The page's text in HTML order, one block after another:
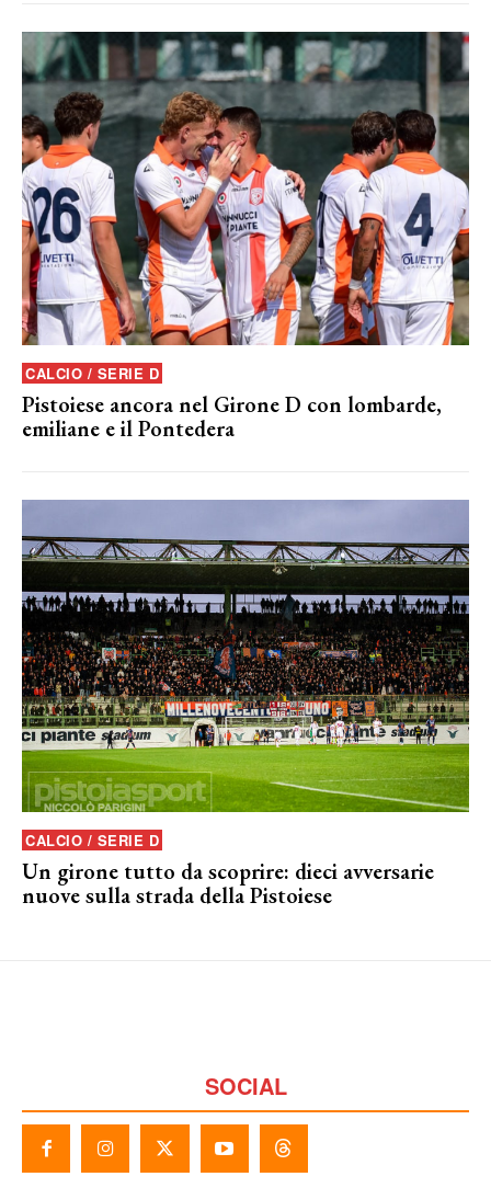
CALCIO / SERIE D
Pistoiese ancora nel Girone D con lombarde,
emiliane e il Pontedera
CALCIO / SERIE D
Un girone tutto da scoprire: dieci avversarie
nuove sulla strada della Pistoiese
SOCIAL